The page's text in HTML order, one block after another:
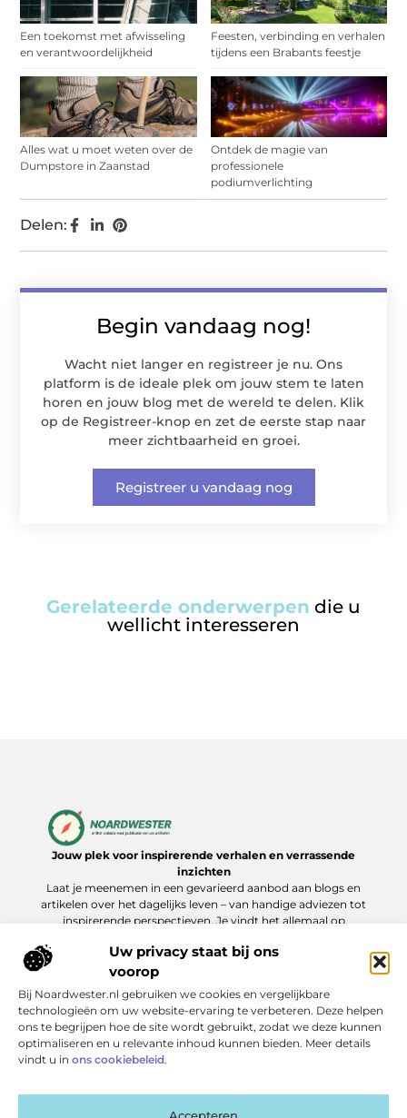
Uw privacy staat bij ons
voorop
Bij Noardwester.nl gebruiken we cookies en vergelijkbare
technologieën om uw website-ervaring te verbeteren. Deze helpen
ons te begrijpen hoe de site wordt gebruikt, zodat we deze kunnen
optimaliseren en u relevante inhoud kunnen bieden. Meer details
vindt u in ons cookiebeleid.
Accepteren
Een toekomst met afwisseling
en verantwoordelijkheid
Feesten, verbinding en verhalen
tijdens een Brabants feestje
Alles wat u moet weten over de
Dumpstore in Zaanstad
Ontdek de magie van
professionele
podiumverlichting
Begin vandaag nog!
Wacht niet langer en registreer je nu. Ons
platform is de ideale plek om jouw stem te laten
horen en jouw blog met de wereld te delen. Klik
op de Registreer-knop en zet de eerste stap naar
meer zichtbaarheid en groei.
Registreer u vandaag nog
Delen:
Gerelateerde onderwerpen die u
wellicht interesseren
Jouw plek voor inspirerende verhalen en verrassende
inzichten
Laat je meenemen in een gevarieerd aanbod aan blogs en
artikelen over het dagelijks leven – van handige adviezen tot
inspirerende perspectieven. Je vindt het allemaal op
Onze informatie
Bericht categorie